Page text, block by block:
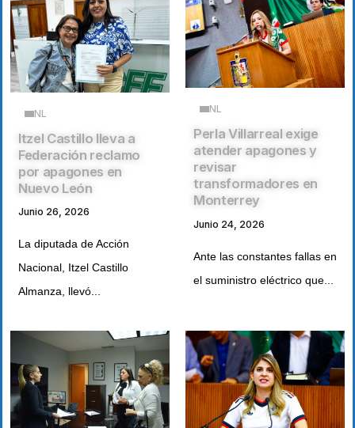
NL
Itzel Castillo lleva a
Federación reclamo
por apagones en
Nuevo León
Junio 26, 2026
La diputada de Acción
Nacional, Itzel Castillo
Almanza, llevó...
NL
Perla Villarreal exige
atender apagones y
revisar
transformadores en
Monterrey
Junio 24, 2026
Ante las constantes fallas en
el suministro eléctrico que...